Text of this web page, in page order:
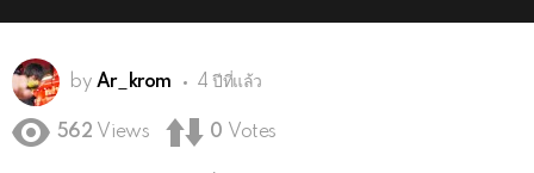
by Ar_krom 4 ปีที่แล้ว
562 Views 0 Votes